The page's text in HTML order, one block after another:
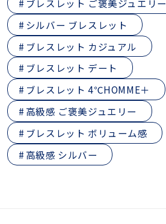
ブレスレット ご褒美ジュエリー
シルバー ブレスレット
ブレスレット カジュアル
ブレスレット デート
ブレスレット 4℃HOMME＋
高級感 ご褒美ジュエリー
ブレスレット ボリューム感
高級感 シルバー